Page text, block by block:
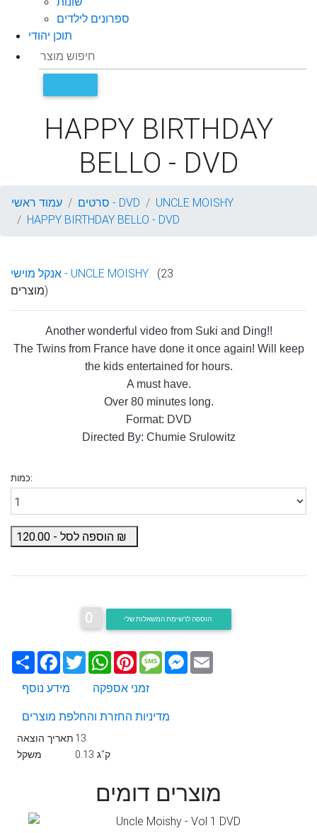
ספרונים לילדים
תוכן יהודי
HAPPY BIRTHDAY
BELLO - DVD
עמוד ראשי סרטים - DVD
UNCLE MOISHY
HAPPY BIRTHDAY BELLO - DVD
אנקל מוישי - UNCLE MOISHY (23
מוצרים)
Another wonderful video from Suki and Ding!!
The Twins from France have done it once again! Will keep
the kids entertained for hours.
A must have.
Over 80 minutes long.
Format: DVD
Directed By: Chumie Srulowitz
כמות:
הוספה לסל - 120.00
0
שתף Facebook
TwitterWhatsApp
PinterestMessageMessenger
מידע נוסף
זמני אספקה
מדיניות החזרת והחלפת מוצרים
תאריך הוצאה 13
משקל
0.13 ק"ג
מוצרים דומים